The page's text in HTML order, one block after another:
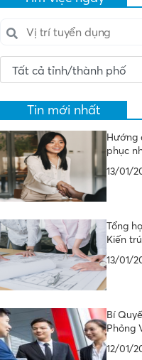
Tin mới nhất
Hướng
phục
13/01/
Tổng
Kiến
13/01/
Bí
Phỏng
12/01/